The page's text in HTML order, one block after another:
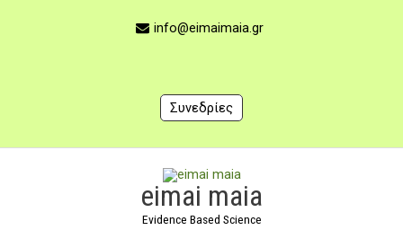
info@eimaimaia.gr
Συνεδρίες
eimai maia
Evidence Based Science
Κύριο
Μενού